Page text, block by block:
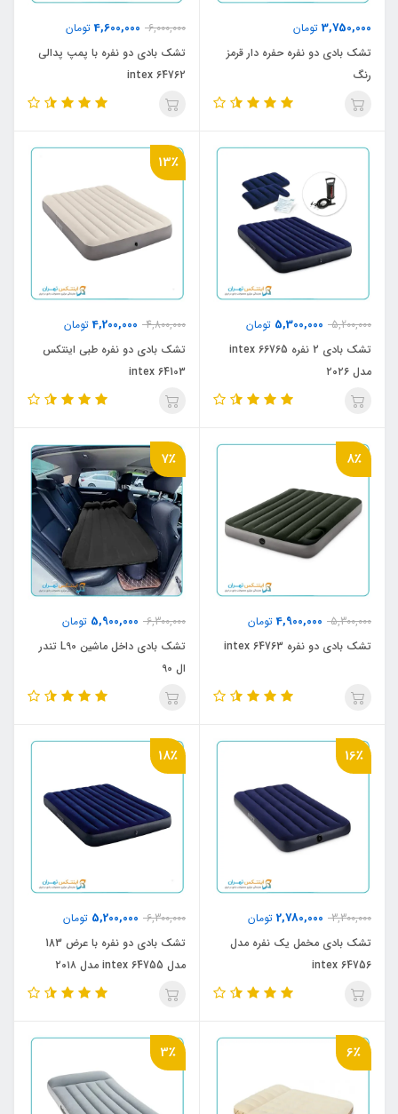
3,750,000 تومان
تشک بادی دو نفره حفره دار قرمز
رنگ
6,000,000
4,600,000تومان
تشک بادی دو نفره با پمپ پدالی
intex 64762
5,200,000
5,300,000 تومان
تشک بادی 2 نفره 66765 intex
مدل ۲۰۲۶
13٪
4,800,000
4,200,000تومان
تشک بادی دو نفره طبی اینتکس
intex 64103
8٪
5,300,000
4,900,000تومان
تشک بادی دو نفره intex 64763
7٪
6,300,000
5,900,000 تومان
تشک بادی داخل ماشین L90 تندر
ال 90
16٪
3,300,000
2,780,000 تومان
تشک بادی مخمل یک نفره مدل
intex 64756
18٪
6,300,000
5,200,000 تومان
تشک بادی دو نفره با عرض 183
مدل intex 64755 مدل ۲۰۱۸
6٪ 3٪